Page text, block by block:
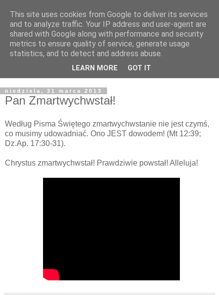
Żyjąc wiarą w REALNYM
świecie
Blog pastora Pawła Bartosika
niedziela, 31 marca 2013
Pan Zmartwychwstał!
Według Pisma Świętego zmartwychwstanie nie jest czymś,
co musimy udowadniać. Ono JEST dowodem! (Mt 12:39;
Dz.Ap. 17:30-31).
Chrystus zmartwychwstał! Prawdziwie powstał! Alleluja!
This site uses cookies from Google to deliver its services
and to analyze traffic. Your IP address and user-agent are
shared with Google along with performance and security
metrics to ensure quality of service, generate usage
statistics, and to detect and address abuse.
LEARN MORE GOT IT